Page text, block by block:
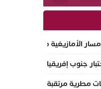
الأمازيغية من خطاب
جنوب إفريقيا للعبور إلى
مطرية مرتقبة بمرتفعات